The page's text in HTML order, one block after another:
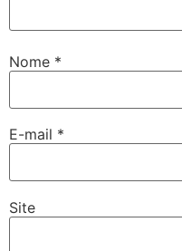
Nome *
E-mail *
Site